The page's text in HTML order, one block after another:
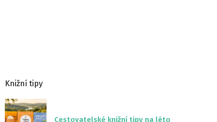
Knižní tipy
Cestovatelské knižní tipy na léto